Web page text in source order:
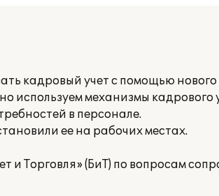
кадровый учет с помощью нового
используем механизмы кадрового
в персонале.
ее на рабочих местах.
и Торговля» (БиТ) по вопросам